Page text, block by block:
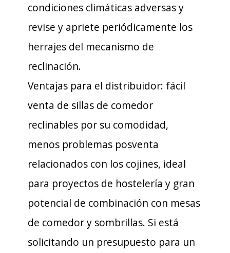
condiciones climáticas adversas y
revise y apriete periódicamente los
herrajes del mecanismo de
reclinación.
Ventajas para el distribuidor: fácil
venta de sillas de comedor
reclinables por su comodidad,
menos problemas posventa
relacionados con los cojines, ideal
para proyectos de hostelería y gran
potencial de combinación con mesas
de comedor y sombrillas. Si está
solicitando un presupuesto para un